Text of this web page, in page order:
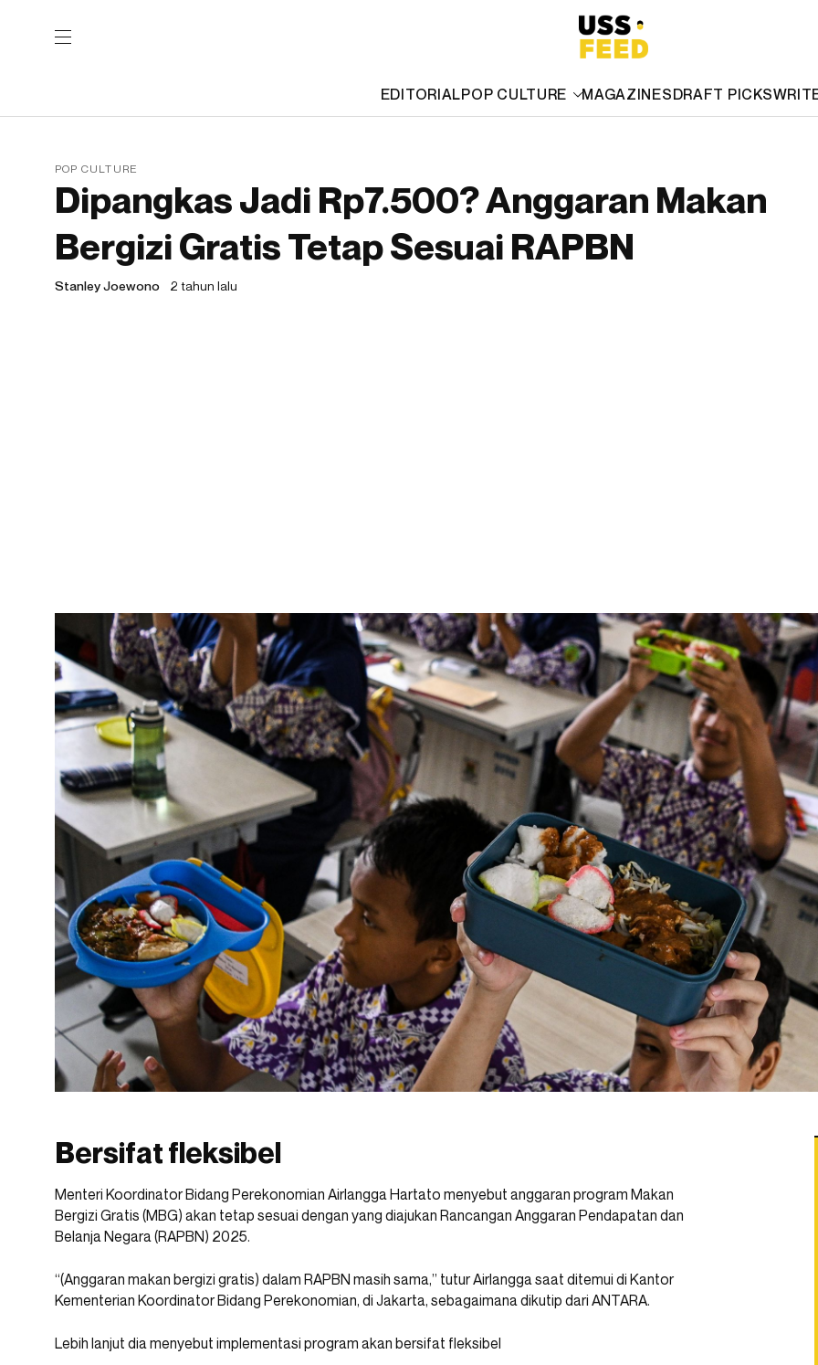
EDITORIALPOP CULTURE MAGAZINESDRAFT PICKS
POP CULTURE
Dipangkas Jadi Rp7.500? Anggaran Makan
Bergizi Gratis Tetap Sesuai RAPBN
Stanley Joewono 2 tahun lalu
Bersifat fleksibel
Menteri Koordinator Bidang Perekonomian Airlangga Hartato menyebut anggaran program Makan
Bergizi Gratis (MBG) akan tetap sesuai dengan yang diajukan Rancangan Anggaran Pendapatan dan
Belanja Negara (RAPBN) 2025.
“(Anggaran makan bergizi gratis) dalam RAPBN masih sama,” tutur Airlangga saat ditemui di Kantor
Kementerian Koordinator Bidang Perekonomian, di Jakarta, sebagaimana dikutip dari ANTARA.
Lebih lanjut dia menyebut implementasi program akan bersifat fleksibel